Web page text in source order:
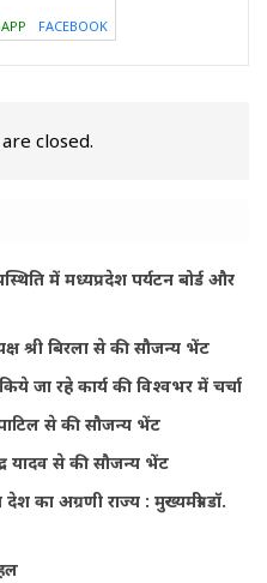
FACEBOOK
closed.
में मध्यप्रदेश पर्यटन बोर्ड और
श्री बिरला से की सौजन्य भेंट
जा रहे कार्य की विश्वभर में चर्चा
पाटिल से की सौजन्य भेंट
यादव से की सौजन्य भेंट
का अग्रणी राज्य : मुख्यमंत्री डॉ.